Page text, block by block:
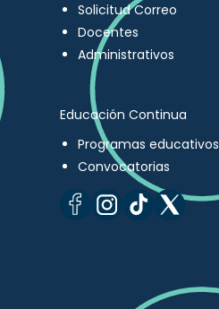
Solicitud Correo
Docentes
Administrativos
Educación Continua
Programas educativos
Convocatorias